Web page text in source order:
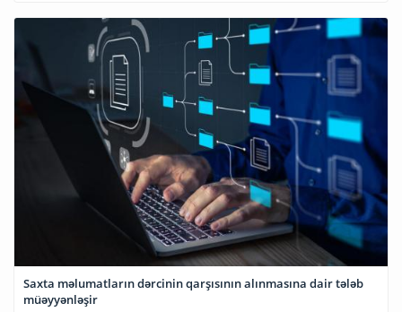
Saxta məlumatların dərcinin qarşısının alınmasına dair tələb
müəyyənləşir